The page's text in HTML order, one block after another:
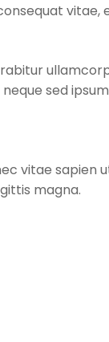
vitae,
sed
vitae sapien
magna.